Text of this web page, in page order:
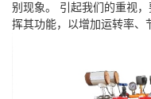
别现象。 引起我们的重视
挥其功能，以增加运转率、